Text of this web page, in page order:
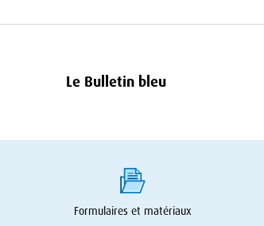
Le Bulletin bleu
Formulaires et matériaux